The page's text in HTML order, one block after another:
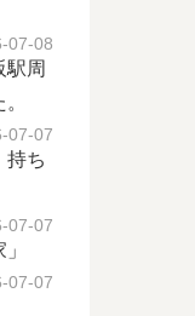
07-08
駅周
07-07
持ち
07-07
07-07